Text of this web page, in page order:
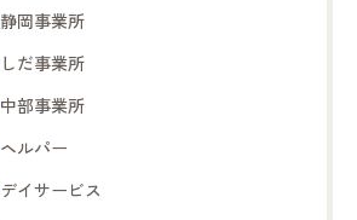
静岡事業所
しだ事業所
中部事業所
ヘルパー
デイサービス